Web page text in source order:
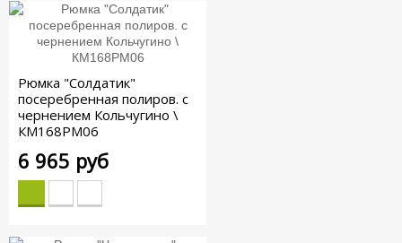
Рюмка "Солдатик"
посеребренная полиров. с
чернением Кольчугино \
КМ168РМ06
6 965 руб